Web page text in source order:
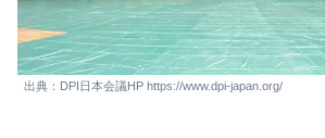
出典：DPI日本会議HP https://www.dpi-japan.org/